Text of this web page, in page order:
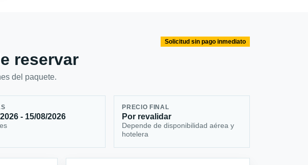
reservar
del paquete.
Solicitud sin pago inmediato
- 15/08/2026
PRECIO FINAL
Por revalidar
Depende de disponibilidad aérea y
hotelera